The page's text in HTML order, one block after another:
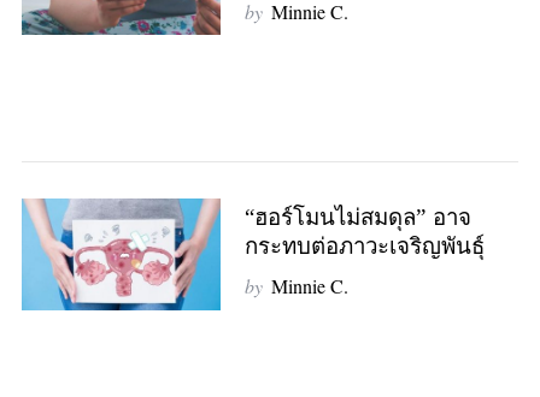
by Minnie C.
“ฮอร์โมนไม่สมดุล” อาจ
กระทบต่อภาวะเจริญพันธุ์
by Minnie C.
c
o
r
: